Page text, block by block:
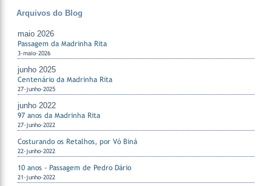
Arquivos do Blog
maio 2026
Passagem da Madrinha Rita
3-maio-2026
junho 2025
Centenário da Madrinha Rita
27-junho-2025
junho 2022
97 anos da Madrinha Rita
27-junho-2022
Costurando os Retalhos, por Vó Biná
22-junho-2022
10 anos - Passagem de Pedro Dário
21-junho-2022